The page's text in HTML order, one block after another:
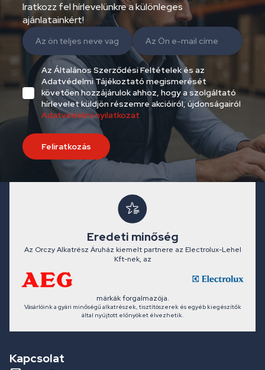
Iratkozz fel hírlevelünkre a különleges
ajánlatainkért!
Az Általános Szerződési Feltételek és az
Adatvédelmi Tájékoztató megismerését
követően hozzájárulok ahhoz, hogy a szolgáltató
hírlevelet küldjön részemre akcióiról, újdonságairól
Adatvédelmi nyilatkozat
Feliratkozás
Eredeti minőség
Az Orczy Alkatrész Áruház kiemelt partnere az Electrolux-Lehel
Kft-nek, az
márkák forgalmazója.
Vásárlóink a gyári minőségű alkatrészek, tisztítószerek és egyéb kiegészítők
által nyújtott előnyöket élvezhetik.
Kapcsolat